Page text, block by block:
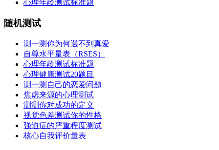
心理年龄测试标准题
随机测试
测一测你为何遇不到真爱
自尊水平量表（RSES）
心理年龄测试标准题
心理健康测试20题目
测一测自己的恋爱问题
焦虑来源的心理测试
测测你对成功的定义
视觉色差测试你的性格
强迫症的严重程度测试
核心自我评价量表